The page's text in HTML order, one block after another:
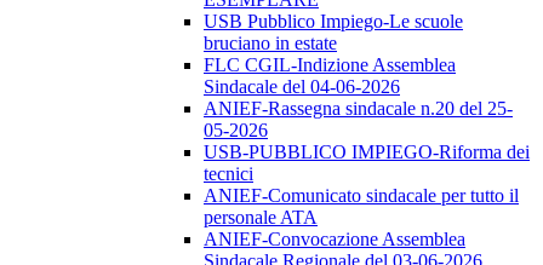
USB Pubblico Impiego-Le scuole
bruciano in estate
FLC CGIL-Indizione Assemblea
Sindacale del 04-06-2026
ANIEF-Rassegna sindacale n.20 del 25-
05-2026
USB-PUBBLICO IMPIEGO-Riforma dei
tecnici
ANIEF-Comunicato sindacale per tutto il
personale ATA
ANIEF-Convocazione Assemblea